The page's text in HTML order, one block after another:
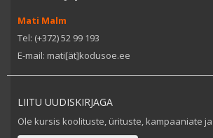
Mati Malm
Tel: (+372) 52 99 193
E-mail: mati[ät]kodusoe.ee
LIITU UUDISKIRJAGA
Ole kursis koolituste, ürituste, kampaaniate